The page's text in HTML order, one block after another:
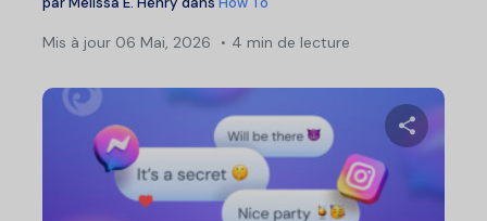
Mis à jour 06 Mai, 2026 4 min de lecture